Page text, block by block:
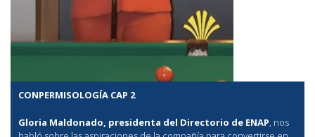
CONPERMISOLOGÍA CAP 2
Gloria Maldonado, presidenta del Directorio de ENAP , nos